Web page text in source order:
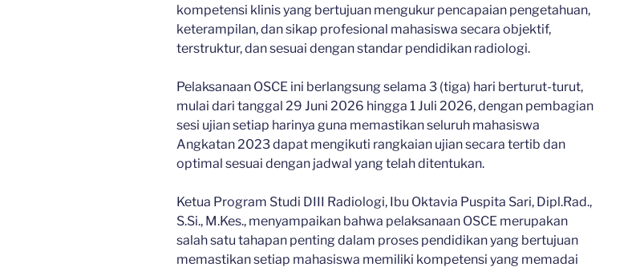
kompetensi klinis yang bertujuan mengukur pencapaian pengetahuan,
keterampilan, dan sikap profesional mahasiswa secara objektif,
terstruktur, dan sesuai dengan standar pendidikan radiologi.
Pelaksanaan OSCE ini berlangsung selama 3 (tiga) hari berturut-turut,
mulai dari tanggal 29 Juni 2026 hingga 1 Juli 2026, dengan pembagian
sesi ujian setiap harinya guna memastikan seluruh mahasiswa
Angkatan 2023 dapat mengikuti rangkaian ujian secara tertib dan
optimal sesuai dengan jadwal yang telah ditentukan.
Ketua Program Studi DIII Radiologi, Ibu Oktavia Puspita Sari, Dipl.Rad.,
S.Si., M.Kes., menyampaikan bahwa pelaksanaan OSCE merupakan
salah satu tahapan penting dalam proses pendidikan yang bertujuan
memastikan setiap mahasiswa memiliki kompetensi yang memadai